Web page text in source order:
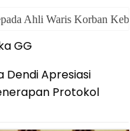
Ahli Waris Korban
Dendi Apresiasi
Protokol